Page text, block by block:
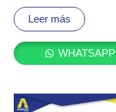
Valorado
con
0
de
Leer más
WHATSAPP